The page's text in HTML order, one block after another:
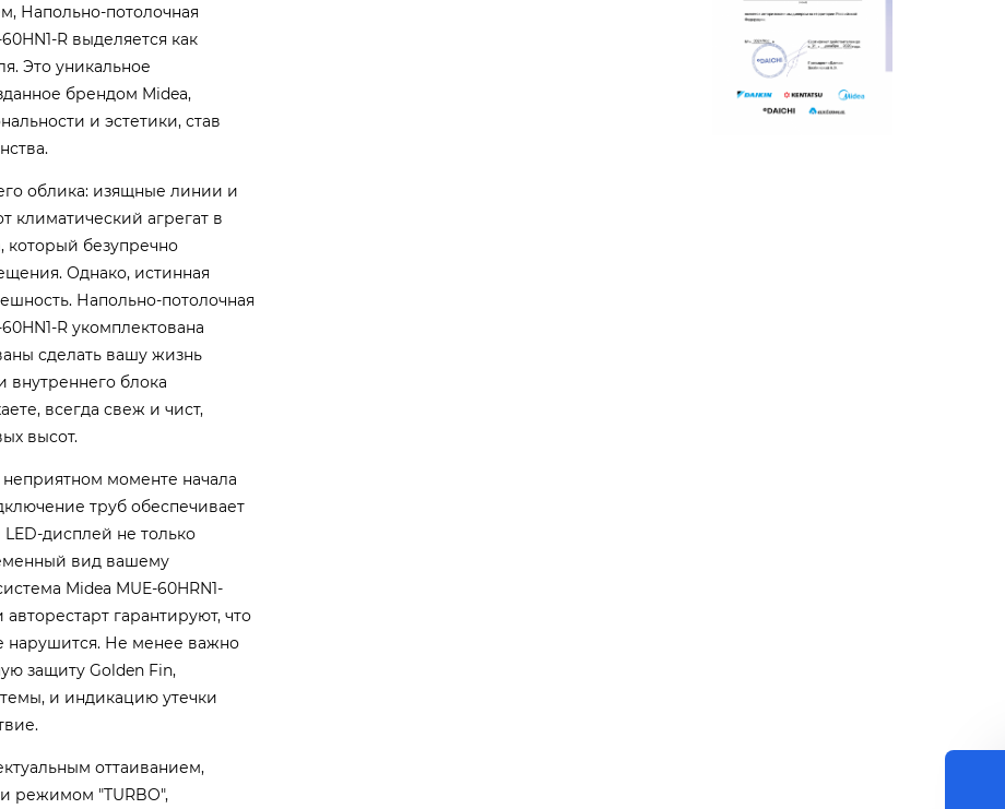
Напольно-потолочная
R выделяется как
Это уникальное
брендом Midea,
и эстетики, став
облика: изящные линии и
климатический агрегат в
безупречно
Однако, истинная
Напольно-потолочная
R укомплектована
сделать вашу жизнь
внутреннего блока
всегда свеж и чист,
высот.
моменте начала
труб обеспечивает
дисплей не только
вид вашему
Midea MUE-60HRN1-
гарантируют, что
нарушится. Не менее важно
защиту Golden Fin,
и индикацию утечки
оттаиванием,
режимом "TURBO",